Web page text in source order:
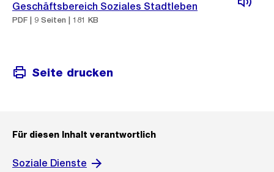
Geschäftsbereich Soziales Stadtleben
PDF | 9 Seiten | 181 KB
Seite drucken
Für diesen Inhalt verantwortlich
Soziale Dienste